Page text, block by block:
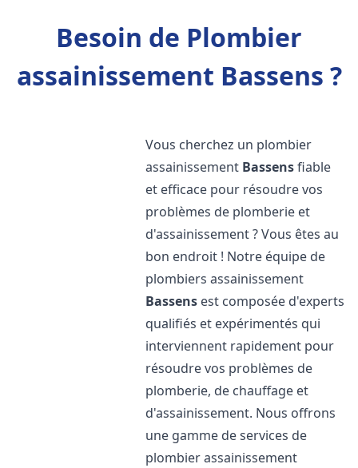
Besoin de Plombier
assainissement Bassens ?
Vous cherchez un plombier
assainissement Bassensfiable
et efficace pour résoudre vos
problèmes de plomberie et
d'assainissement ? Vous êtes au
bon endroit ! Notre équipe de
plombiers assainissement
Bassens est composée d'experts
qualifiés et expérimentés qui
interviennent rapidement pour
résoudre vos problèmes de
plomberie, de chauffage et
d'assainissement. Nous offrons
une gamme de services de
plombier assainissement